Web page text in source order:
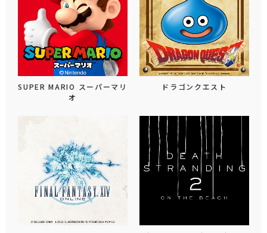
SUPER MARIO スーパーマリ
オ
ドラゴンクエスト